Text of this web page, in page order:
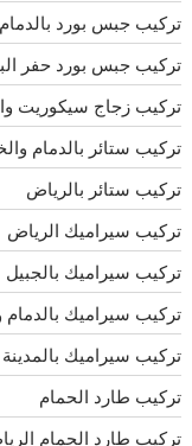
تركيب جبس بورد بالدمام
تركيب جبس بورد حفر
تركيب زجاج سيكوريت
تركيب ستائر بالدمام
تركيب ستائر بالرياض
تركيب سيراميك الرياض
تركيب سيراميك بالجبيل
تركيب سيراميك بالدمام
تركيب سيراميك بالمدينة
تركيب طارد الحمام
تركيب طارد الحمام